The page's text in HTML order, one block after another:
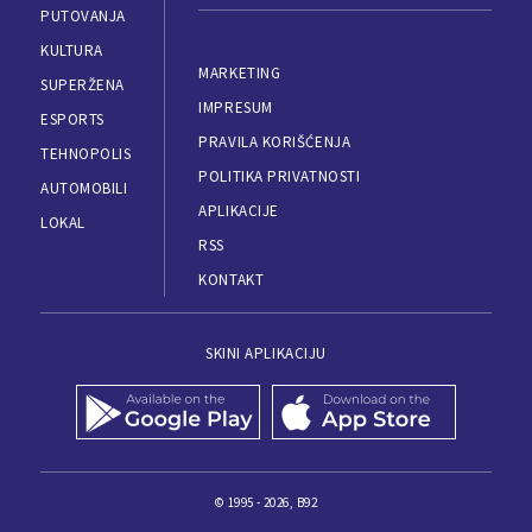
PUTOVANJA
KULTURA
SUPERŽENA
ESPORTS
TEHNOPOLIS
AUTOMOBILI
LOKAL
MARKETING
IMPRESUM
PRAVILA KORIŠĆENJA
POLITIKA PRIVATNOSTI
APLIKACIJE
RSS
KONTAKT
SKINI APLIKACIJU
© 1995 - 2026, B92